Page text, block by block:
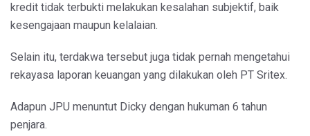
kredit tidak terbukti melakukan kesalahan subjektif, baik
kesengajaan maupun kelalaian.
Selain itu, terdakwa tersebut juga tidak pernah mengetahui
rekayasa laporan keuangan yang dilakukan oleh PT Sritex.
Adapun JPU menuntut Dicky dengan hukuman 6 tahun
penjara.